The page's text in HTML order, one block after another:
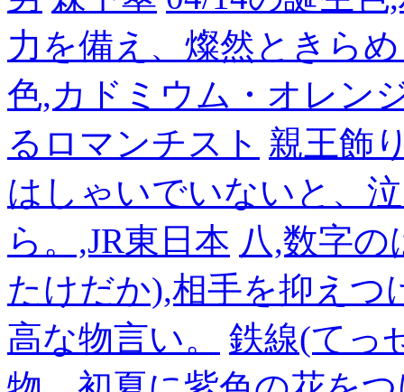
力を備え、燦然ときら
色,カドミウム・オレン
るロマンチスト 親王飾
はしゃいでいないと、
ら。,JR東日本 八,数字
たけだか),相手を抑えつ
高な物言い。
鉄線(てっ